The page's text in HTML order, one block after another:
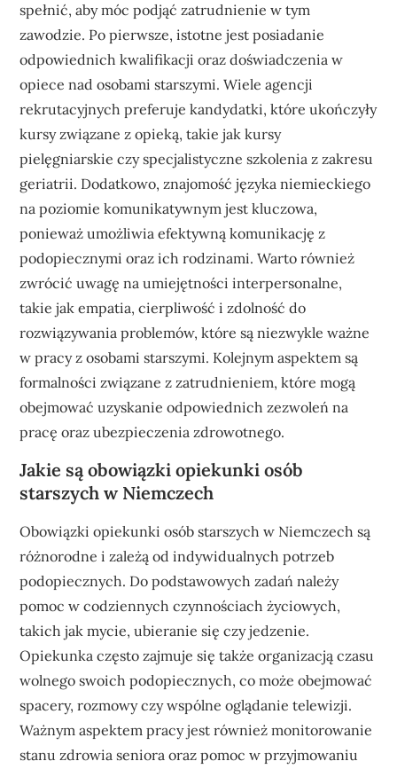
spełnić, aby móc podjąć zatrudnienie w tym
zawodzie. Po pierwsze, istotne jest posiadanie
odpowiednich kwalifikacji oraz doświadczenia w
opiece nad osobami starszymi. Wiele agencji
rekrutacyjnych preferuje kandydatki, które ukończyły
kursy związane z opieką, takie jak kursy
pielęgniarskie czy specjalistyczne szkolenia z zakresu
geriatrii. Dodatkowo, znajomość języka niemieckiego
na poziomie komunikatywnym jest kluczowa,
ponieważ umożliwia efektywną komunikację z
podopiecznymi oraz ich rodzinami. Warto również
zwrócić uwagę na umiejętności interpersonalne,
takie jak empatia, cierpliwość i zdolność do
rozwiązywania problemów, które są niezwykle ważne
w pracy z osobami starszymi. Kolejnym aspektem są
formalności związane z zatrudnieniem, które mogą
obejmować uzyskanie odpowiednich zezwoleń na
pracę oraz ubezpieczenia zdrowotnego.
Jakie są obowiązki opiekunki osób
starszych w Niemczech
Obowiązki opiekunki osób starszych w Niemczech są
różnorodne i zależą od indywidualnych potrzeb
podopiecznych. Do podstawowych zadań należy
pomoc w codziennych czynnościach życiowych,
takich jak mycie, ubieranie się czy jedzenie.
Opiekunka często zajmuje się także organizacją czasu
wolnego swoich podopiecznych, co może obejmować
spacery, rozmowy czy wspólne oglądanie telewizji.
Ważnym aspektem pracy jest również monitorowanie
stanu zdrowia seniora oraz pomoc w przyjmowaniu